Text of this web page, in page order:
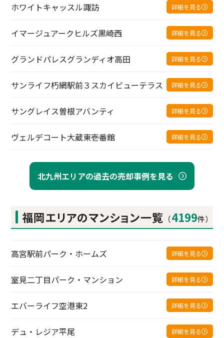
北九州エリアの過去の売却事例を見る
ホワイトキャッスル諏訪 詳細を見る
イマージュアークヒルズ黒崎西 詳細を見る
グランドパレスグランディオ高田 詳細を見る
サンライフ朽網駅前３スカイビューテラス 詳細を見る
サングレイス曽根アバンティ 詳細を見る
ヴェルデコート大蔵東壱番館 詳細を見る
福岡エリアのマンション一覧 （4199件）
高宮駅前パーク・ホームズ 詳細を見る
室見二丁目パーク・マンション 詳細を見る
エバーライフ空港東2 詳細を見る
デュ・レジア平尾 詳細を見る